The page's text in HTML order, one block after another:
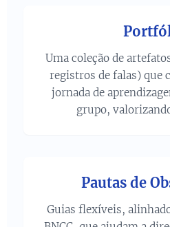
Uma coleção de
registros de falas) que
jornada de
grupo,
Pautas de
Guias flexíveis,